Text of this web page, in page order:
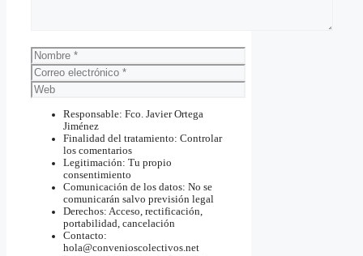
Nombre
Correo
electrónico
Web
Responsable: Fco. Javier Ortega
Jiménez
Finalidad del tratamiento: Controlar
los comentarios
Legitimación: Tu propio
consentimiento
Comunicación de los datos: No se
comunicarán salvo previsión legal
Derechos: Acceso, rectificación,
portabilidad, cancelación
Contacto:
hola@convenioscolectivos.net